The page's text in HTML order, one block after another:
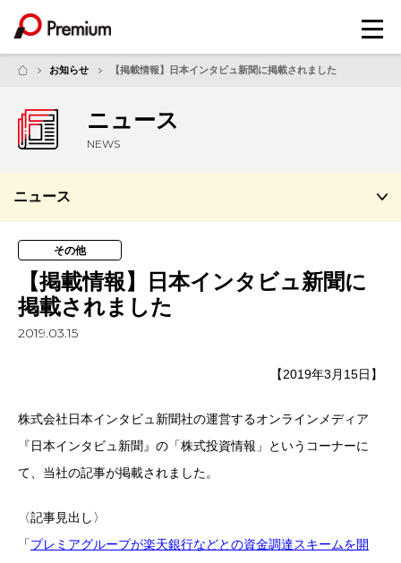
メ
ニ
お知らせ 【掲載情報】日本インタビュ新聞に掲載されました
ニュース
NEWS
ニュース
その他
【掲載情報】日本インタビュ新聞に
掲載されました
2019.03.15
【2019年3月15日】
株式会社日本インタビュ新聞社の運営するオンラインメディア
『日本インタビュ新聞』の「株式投資情報」というコーナーに
て、当社の記事が掲載されました。
〈記事見出し〉
「プレミアグループが楽天銀行などとの資金調達スキームを開